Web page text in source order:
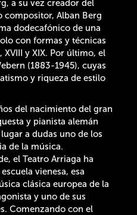
a su vez creador del
compositor, Alban Berg
dodecafónico de una
con formas y técnicas
XVIII y XIX. Por último, el
(1883-1945), cuyas
y riqueza de estilo
del nacimiento del gran
y pianista alemán
a dudas uno de los
de la música.
el Teatro Arriaga ha
vienesa, esa
clásica europea de la
y uno de sus
Comenzando con el